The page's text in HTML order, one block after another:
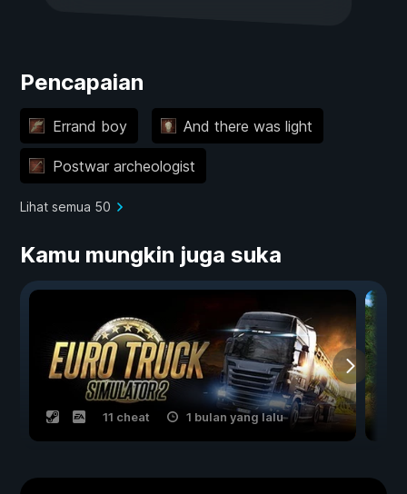
Pencapaian
Errand boy And there was light
Postwar archeologist
Lihat semua 50
Kamu mungkin juga suka
11 cheat 1 bulan yang lalu